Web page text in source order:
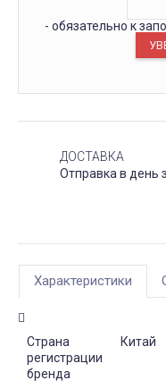
- обязательно к
ДОСТАВКА
Отправка в день
Характеристики
Страна
регистрации
бренда
Китай